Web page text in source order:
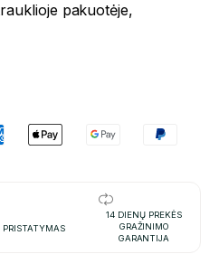
pakuotėje,
PRISTATYMAS
14 DIENŲ PREKĖS
GRAŽINIMO
GARANTIJA